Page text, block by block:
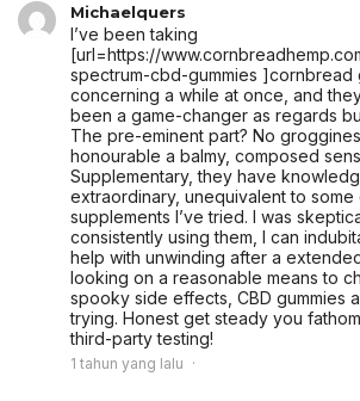
Michaelquers
I’ve been taking
[url=https://
spectrum-cbd-gummies ]cornbread
concerning a while at once, and
been a game-changer as regards
The pre-eminent part? No
honourable a balmy, composed
Supplementary, they have
extraordinary, unequivalent to some
supplements I’ve tried. I was
consistently using them, I can
help with unwinding after a
looking on a reasonable means to
spooky side effects, CBD gummies
trying. Honest get steady you
third-party testing!
1 tahun yang lalu